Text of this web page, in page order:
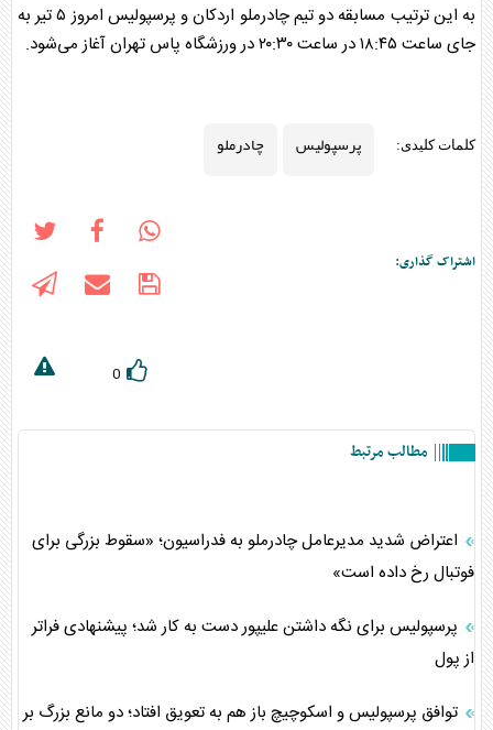
به این ترتیب مسابقه دو تیمچادرملو اردکان و پرسپولیس
امروز ۵ تیر به
جای ساعت ۱۸:۴۵ در ساعت ۲۰:۳۰ در ورزشگاه پاس تهران آغاز می‌شود.
کلمات کلیدی: پرسپولیس چادرملو
اشتراک گذاری:
0
مطالب مرتبط
اعتراض شدید مدیرعامل چادرملو به فدراسیون؛ «سقوط بزرگی برای
فوتبال رخ داده است»
پرسپولیس برای نگه داشتن علیپور دست به کار شد؛ پیشنهادی فراتر
از پول
توافق پرسپولیس و اسکوچیچ باز هم به تعویق افتاد؛ دو مانع بزرگ بر